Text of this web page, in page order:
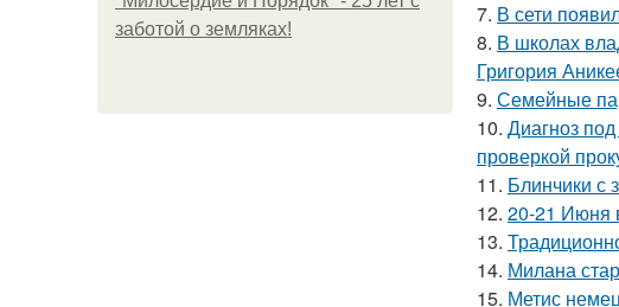
заботой о земляках!
7. В сети
8. В школах
Григория
9. Семейные
10. Диагноз
проверкой
11. Блинчики с
12. 20-21 Июня
13.
14. Милана
15. Метис